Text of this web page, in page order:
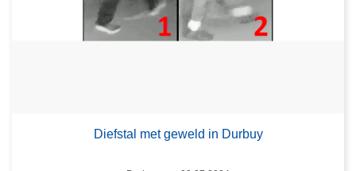
Diefstal met geweld in Durbuy